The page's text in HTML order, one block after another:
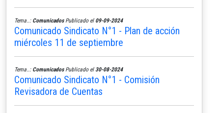
Tema..: ComunicadosPublicado el 09-09-2024
Comunicado Sindicato N°1 - Plan de acción
miércoles 11 de septiembre
Tema..: ComunicadosPublicado el 30-08-2024
Comunicado Sindicato N°1 - Comisión
Revisadora de Cuentas